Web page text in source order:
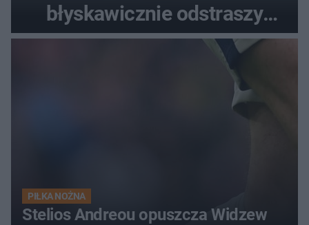
błyskawicznie odstraszy
uciążliwe owady
PIŁKA NOŻNA
Stelios Andreou opuszcza Widzew